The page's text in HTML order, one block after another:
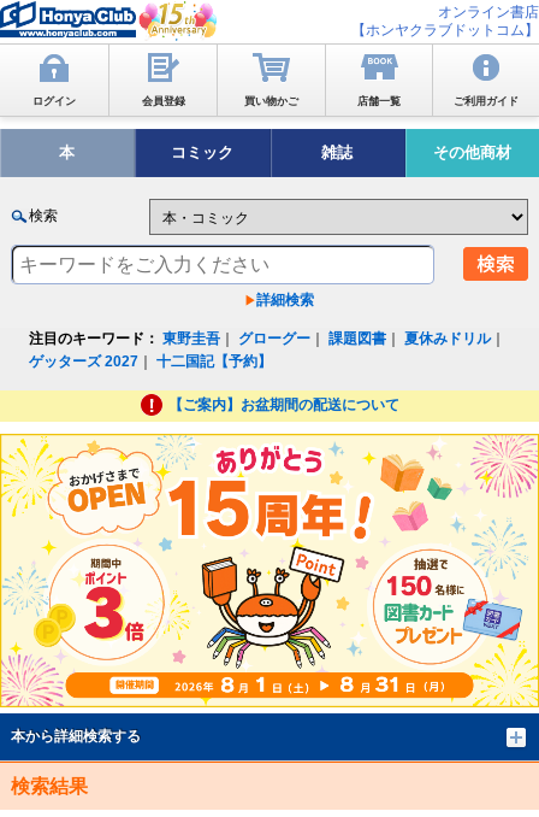
オンライン書店
【ホンヤクラブドットコム】
ログイン 会員登録 買い物かご 店舗一覧 ご利用ガイド
本 コミック 雑誌 その他商材
検索
詳細検索
注目のキーワード： 東野圭吾 グローグー ｜課題図書 ｜夏休みドリル｜
ゲッターズ 2027 ｜十二国記【予約】
【ご案内】お盆期間の配送について
本から詳細検索する
検索結果